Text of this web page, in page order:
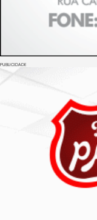
PUBLICIDADE